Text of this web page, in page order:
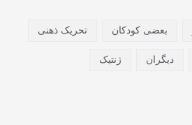
بعضی کودکان تحریک ذهنی
دیگران ژنتیک